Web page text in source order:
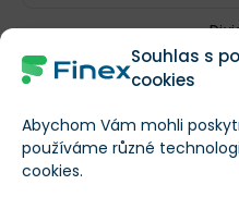
Souhlas s
cookies
Abychom Vám mohli
používáme různé
cookies.
Vyplácí dividendy?
Roční dividenda na
akcii